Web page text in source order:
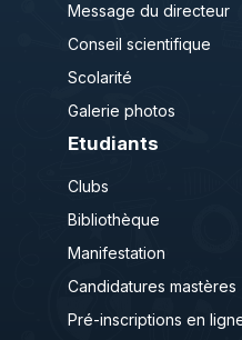
Message du directeur
Conseil scientifique
Scolarité
Galerie photos
Etudiants
Clubs
Bibliothèque
Manifestation
Candidatures mastères
Pré-inscriptions en